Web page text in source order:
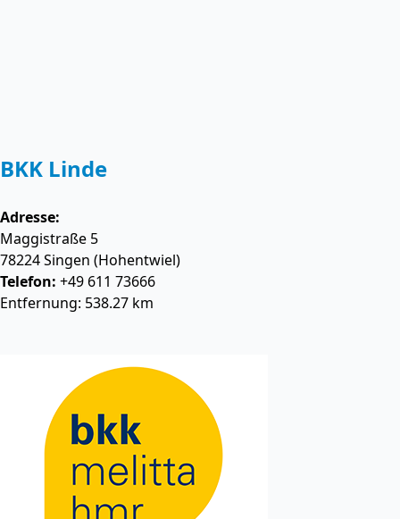
BKK Linde
Adresse:
Maggistraße 5
78224Singen (Hohentwiel)
Telefon: +49 611 73666
Entfernung: 538.27 km